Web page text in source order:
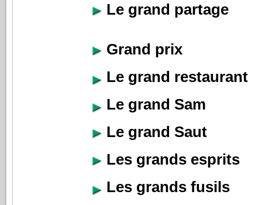
Le grand partage
Grand prix
Le grand restaurant
Le grand Sam
Le grand Saut
Les grands esprits
Les grands fusils